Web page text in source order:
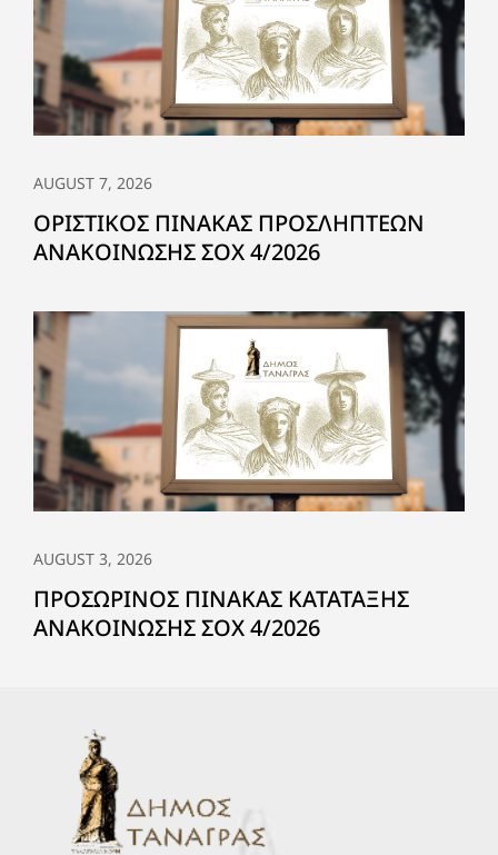
AUGUST 7, 2026
ΟΡΙΣΤΙΚΟΣ ΠΙΝΑΚΑΣ ΠΡΟΣΛΗΠΤΕΩΝ
ΑΝΑΚΟΙΝΩΣΗΣ ΣΟΧ 4/2026
AUGUST 3, 2026
ΠΡΟΣΩΡΙΝΟΣ ΠΙΝΑΚΑΣ ΚΑΤΑΤΑΞΗΣ
ΑΝΑΚΟΙΝΩΣΗΣ ΣΟΧ 4/2026